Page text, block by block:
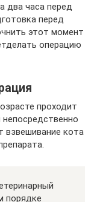
два часа перед
перед
этот момент
операцию
проходит
взвешивание кота
порядке